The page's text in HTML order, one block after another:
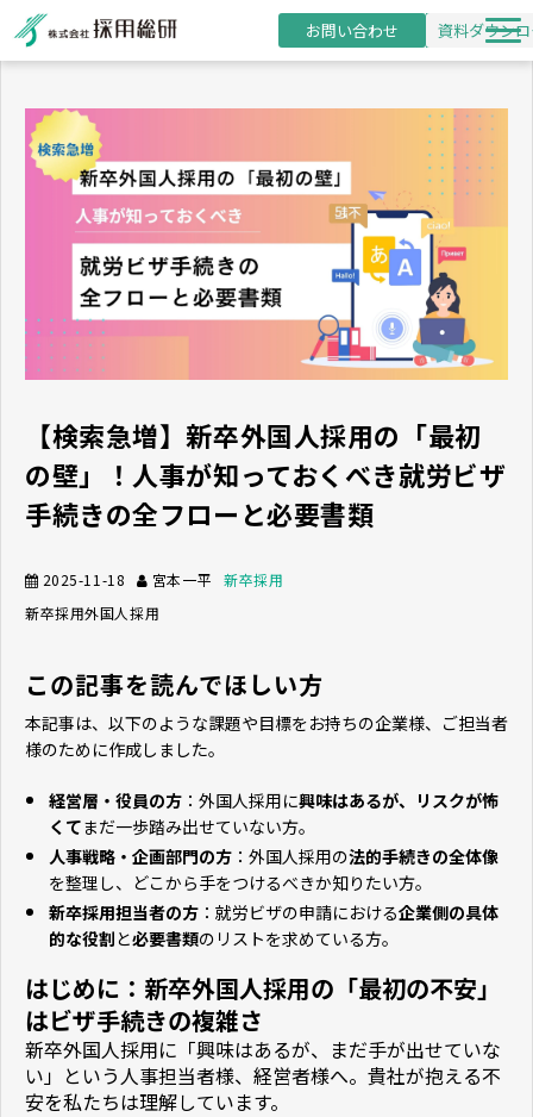
お問い合わせ 資料ダウン
導入事例
採用・研修コラム
お役立ち資料
セミナー
【検索急増】新卒外国人採用の「最初
の壁」！人事が知っておくべき就労ビザ
手続きの全フローと必要書類
2025-11-18 宮本一平
新卒採用
新卒採用外国人採用
この記事を読んでほしい方
本記事は、以下のような課題や目標をお持ちの企業様、ご担当者
様のために作成しました。
経営層・役員の方 ：外国人採用に興味はあるが、リスクが怖
くてまだ一歩踏み出せていない方。
人事戦略・企画部門の方 ：外国人採用の法的手続きの全体像
を整理し、どこから手をつけるべきか知りたい方。
新卒採用担当者の方 ：就労ビザの申請における企業側の具体
的な役割と必要書類のリストを求めている方。
はじめに：新卒外国人採用の「最初の不安」
はビザ手続きの複雑さ
新卒外国人採用に「興味はあるが、まだ手が出せていな
い」という人事担当者様、経営者様へ。貴社が抱える不
安を私たちは理解しています。